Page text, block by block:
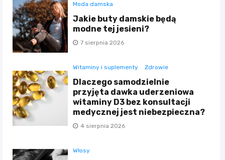
Moda damska
Jakie buty damskie będą
modne tej jesieni?
7 sierpnia 2026
Witaminy i suplementy Zdrowie
Dlaczego samodzielnie
przyjęta dawka uderzeniowa
witaminy D3 bez konsultacji
medycznej jest niebezpieczna?
4 sierpnia 2026
Włosy